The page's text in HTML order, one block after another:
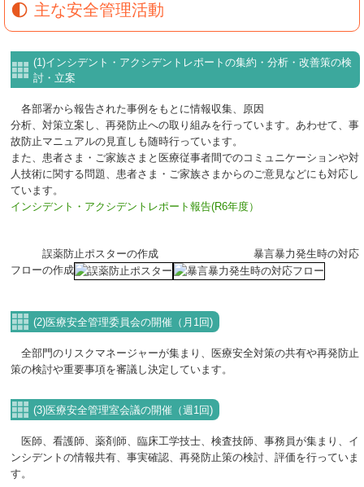
主な安全管理活動
(1)インシデント・アクシデントレポートの集約・分析・改善策の検
討・立案
各部署から報告された事例をもとに情報収集、原因
分析、対策立案し、再発防止への取り組みを行っています。あわせて、事
故防止マニュアルの見直しも随時行っています。
また、患者さま・ご家族さまと医療従事者間でのコミュニケーションや対
人技術に関する問題、患者さま・ご家族さまからのご意見などにも対応し
ています。
インシデント・アクシデントレポート報告(R6年度）
誤薬防止ポスターの作成 暴言暴力発生時の対応
フローの作成
(2)医療安全管理委員会の開催（月1回)
全部門のリスクマネージャーが集まり、医療安全対策の共有や再発防止
策の検討や重要事項を審議し決定しています。
(3)医療安全管理室会議の開催（週1回)
医師、看護師、薬剤師、臨床工学技士、検査技師、事務員が集まり、イ
ンシデントの情報共有、事実確認、再発防止策の検討、評価を行っていま
す。